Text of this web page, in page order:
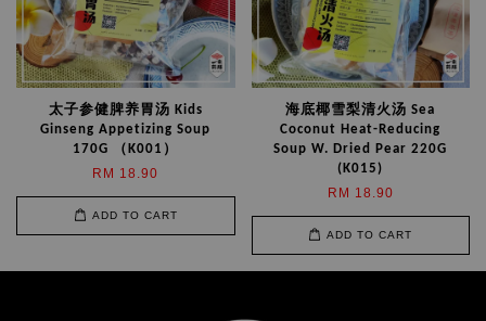
太子参健脾养胃汤 Kids
Ginseng Appetizing Soup
170G （K001）
RM 18.90
ADD TO CART
海底椰雪梨清火汤 Sea
Coconut Heat-Reducing
Soup W. Dried Pear 220G
(K015)
RM 18.90
ADD TO CART